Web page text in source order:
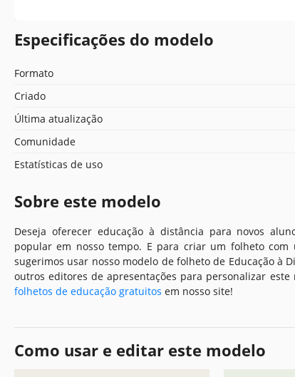
Especificações do modelo
Formato
Criado
Última atualização
Comunidade
Estatísticas de uso
Sobre este modelo
Deseja oferecer educação à distância para novos
popular em nosso tempo. E para criar um folheto com
sugerimos usar nosso modelo de folheto de Educação à
outros editores de apresentações para personalizar este
folhetos de educação gratuitos em nosso site!
Como usar e editar este modelo